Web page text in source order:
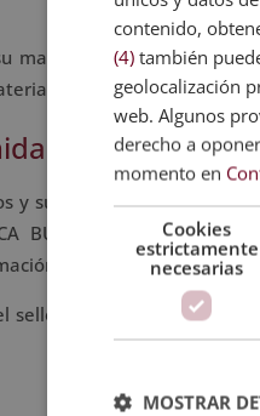
matrícula, le enviaremos
de estudio.
y superadas las pruebas
BUSINESS
y de calidad.
sello de Notario Europeo,
contenido,
(4) también
geolocalización
web. Algunos
derecho a
momento en
Cookies
estrictamente
necesarias
MOSTRAR